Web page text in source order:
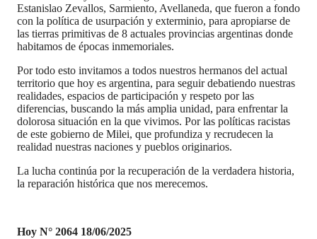
Estanislao Zevallos, Sarmiento, Avellaneda, que fueron a fondo
con la política de usurpación y exterminio, para apropiarse de
las tierras primitivas de 8 actuales provincias argentinas donde
habitamos de épocas inmemoriales.
Por todo esto invitamos a todos nuestros hermanos del actual
territorio que hoy es argentina, para seguir debatiendo nuestras
realidades, espacios de participación y respeto por las
diferencias, buscando la más amplia unidad, para enfrentar la
dolorosa situación en la que vivimos. Por las políticas racistas
de este gobierno de Milei, que profundiza y recrudecen la
realidad nuestras naciones y pueblos originarios.
La lucha continúa por la recuperación de la verdadera historia,
la reparación histórica que nos merecemos.
Hoy N° 2064 18/06/2025